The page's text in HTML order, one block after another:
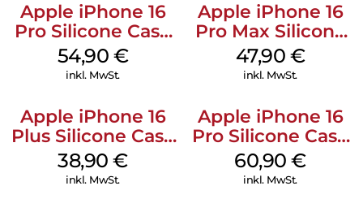
Apple iPhone 16
Pro Silicone Case
MagSafe Black
54,90 €
inkl. MwSt.
Apple iPhone 16
Pro Max Silicone
Case MagSafe
Black
47,90 €
inkl. MwSt.
Apple iPhone 16
Plus Silicone Case
MagSafe Denim
38,90€
inkl. MwSt.
Apple iPhone 16
Pro Silicone Case
MagSafe Stone
Gray
60,90€
inkl. MwSt.